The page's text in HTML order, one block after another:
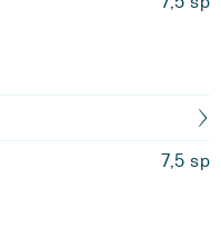
7,5 sp